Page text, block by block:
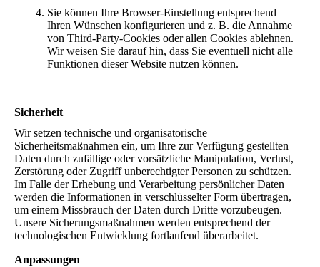
Sie können Ihre Browser-Einstellung entsprechend
Ihren Wünschen konfigurieren und z. B. die Annahme
von Third-Party-Cookies oder allen Cookies ablehnen.
Wir weisen Sie darauf hin, dass Sie eventuell nicht alle
Funktionen dieser Website nutzen können.
Sicherheit
Wir setzen technische und organisatorische
Sicherheitsmaßnahmen ein, um Ihre zur Verfügung gestellten
Daten durch zufällige oder vorsätzliche Manipulation, Verlust,
Zerstörung oder Zugriff unberechtigter Personen zu schützen.
Im Falle der Erhebung und Verarbeitung persönlicher Daten
werden die Informationen in verschlüsselter Form übertragen,
um einem Missbrauch der Daten durch Dritte vorzubeugen.
Unsere Sicherungsmaßnahmen werden entsprechend der
technologischen Entwicklung fortlaufend überarbeitet.
Anpassungen